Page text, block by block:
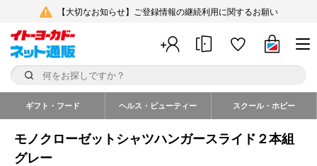
【大切なお知らせ】ご登録情報の継続利用に関するお願い
ギフト・フード ヘルス・ビューティー スクール・ホビー
モノクローゼットシャツハンガースライド２本組
グレー